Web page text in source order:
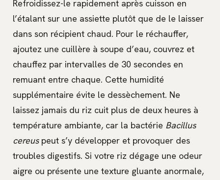
Refroidissez-le rapidement après cuisson en
l’étalant sur une assiette plutôt que de le laisser
dans son récipient chaud. Pour le réchauffer,
ajoutez une cuillère à soupe d’eau, couvrez et
chauffez par intervalles de 30 secondes en
remuant entre chaque. Cette humidité
supplémentaire évite le dessèchement. Ne
laissez jamais du riz cuit plus de deux heures à
température ambiante, car la bactérie Bacillus
cereuspeut s’y développer et provoquer des
troubles digestifs. Si votre riz dégage une odeur
aigre ou présente une texture gluante anormale,